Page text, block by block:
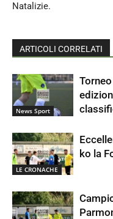
Natalizie.
ARTICOLI CORRELATI
News Sport
LE CRONACHE
ko la